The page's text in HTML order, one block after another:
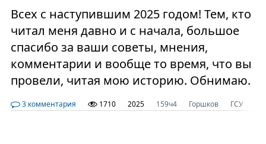
Всех с наступившим 2025 годом! Тем, кто
читал меня давно и с начала, большое
спасибо за ваши советы, мнения,
комментарии и вообще то время, что вы
провели, читая мою историю. Обнимаю.
3 комментария 1710 2025 159ч4 Горшков ГСУ